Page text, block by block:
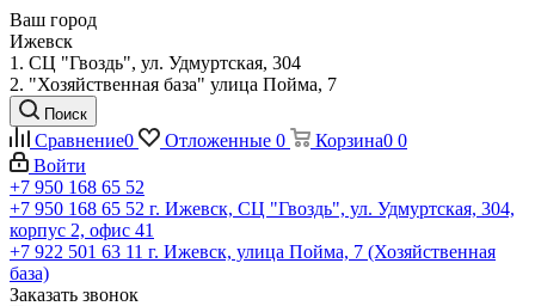
Ваш город
Ижевск
1. СЦ "Гвоздь", ул. Удмуртская, 304
2. "Хозяйственная база" улица Пойма, 7
Поиск
Сравнение0 Отложенные 0 Корзина0 0
Войти
+7 950 168 65 52
+7 950 168 65 52 г. Ижевск, СЦ "Гвоздь", ул. Удмуртская, 304,
корпус 2, офис 41
+7 922 501 63 11 г. Ижевск, улица Пойма, 7 (Хозяйственная
база)
Заказать звонок